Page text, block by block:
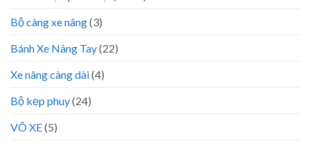
Bộ càng xe nâng(3)
Bánh Xe Nâng Tay(22)
Xe nâng càng dài(4)
Bộ kẹp phuy(24)
VÕ XE(5)